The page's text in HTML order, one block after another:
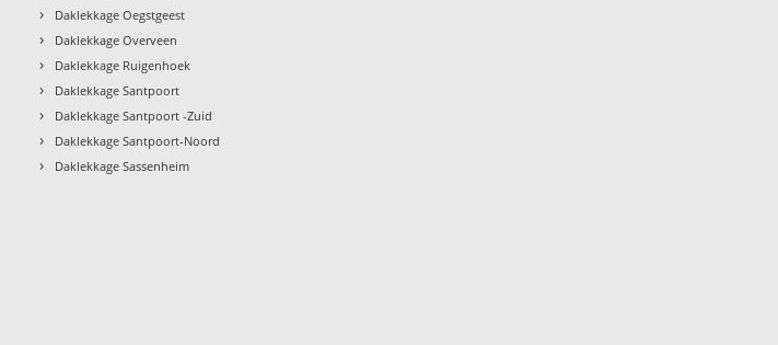
› Daklekkage Oegstgeest
› Daklekkage Overveen
› Daklekkage Ruigenhoek
› Daklekkage Santpoort
› Daklekkage Santpoort -Zuid
› Daklekkage Santpoort-Noord
› Daklekkage Sassenheim